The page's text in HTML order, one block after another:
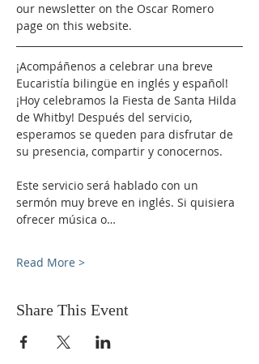
our newsletter on the Oscar Romero
page on this website.
¡Acompáñenos a celebrar una breve
Eucaristía bilingüe en inglés y español!
¡Hoy celebramos la Fiesta de Santa Hilda
de Whitby! Después del servicio,
esperamos se queden para disfrutar de
su presencia, compartir y conocernos.
Este servicio será hablado con un
sermón muy breve en inglés. Si quisiera
ofrecer música o…
Read More >
Share This Event